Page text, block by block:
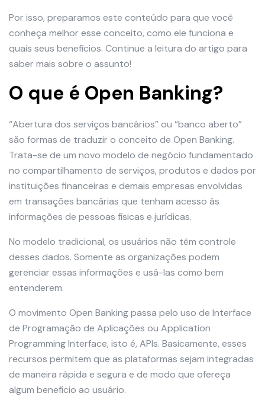
Por isso, preparamos este conteúdo para que você
conheça melhor esse conceito, como ele funciona e
quais seus benefícios. Continue a leitura do artigo para
saber mais sobre o assunto!
O que é Open Banking?
“Abertura dos serviços bancários” ou “banco aberto”
são formas de traduzir o conceito de Open Banking.
Trata-se de um novo modelo de negócio fundamentado
no compartilhamento de serviços, produtos e dados por
instituições financeiras e demais empresas envolvidas
em transações bancárias que tenham acesso às
informações de pessoas físicas e jurídicas.
No modelo tradicional, os usuários não têm controle
desses dados. Somente as organizações podem
gerenciar essas informações e usá-las como bem
entenderem.
O movimento Open Banking passa pelo uso de Interface
de Programação de Aplicações ou Application
Programming Interface, isto é, APIs. Basicamente, esses
recursos permitem que as plataformas sejam integradas
de maneira rápida e segura e de modo que ofereça
algum benefício ao usuário.